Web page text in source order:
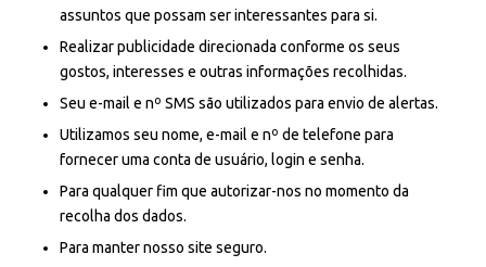
assuntos que possam ser interessantes para si.
Realizar publicidade direcionada conforme os seus
gostos, interesses e outras informações recolhidas.
Seu e-mail e nº SMS são utilizados para envio de alertas.
Utilizamos seu nome, e-mail e nº de telefone para
fornecer uma conta de usuário, login e senha.
Para qualquer fim que autorizar-nos no momento da
recolha dos dados.
Para manter nosso site seguro.